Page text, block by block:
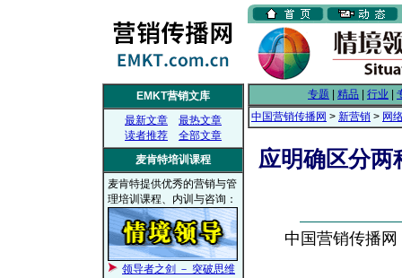
EMKT营销文库
最新文章
最热文章
读者推荐
全部文章
麦肯特培训课程
麦肯特提供优秀的营销与管
理培训课程、内训与咨询：
领导者之剑 － 突破思维
专题 精品 行业
中国营销传播网 > 新营销 > 网
应明确区分两
中国营销传播